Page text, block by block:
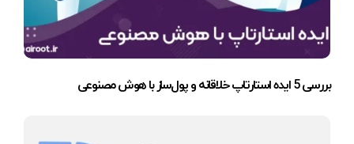
بررسی 5 ایده استارتاپ خلاقانه و پول‌ساز با هوش مصنوعی